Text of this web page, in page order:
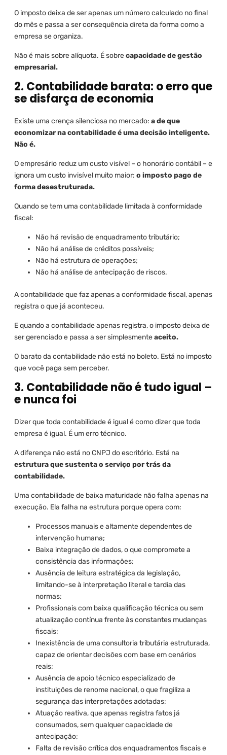
O imposto deixa de ser apenas um número calculado no final
do mês e passa a ser consequência direta da forma como a
empresa se organiza.
Não é mais sobre alíquota. É sobrecapacidade de gestão
empresarial.
2. Contabilidade barata: o erro que
se disfarça de economia
Existe uma crença silenciosa no mercado: a de que
economizar na contabilidade é uma decisão inteligente.
Não é.
O empresário reduz um custo visível – o honorário contábil – e
ignora um custo invisível muito maior: o imposto pago de
forma desestruturada.
Quando se tem uma contabilidade limitada à conformidade
fiscal:
Não há revisão de enquadramento tributário;
Não há análise de créditos possíveis;
Não há estrutura de operações;
Não há análise de antecipação de riscos.
A contabilidade que faz apenas a conformidade fiscal, apenas
registra o que já aconteceu.
E quando a contabilidade apenas registra, o imposto deixa de
ser gerenciado e passa a ser simplesmenteaceito.
O barato da contabilidade não está no boleto. Está no imposto
que você paga sem perceber.
3. Contabilidade não é tudo igual –
e nunca foi
Dizer que toda contabilidade é igual é como dizer que toda
empresa é igual. É um erro técnico.
A diferença não está no CNPJ do escritório. Está na
estrutura que sustenta o serviço por trás da
contabilidade.
Uma contabilidade de baixa maturidade não falha apenas na
execução. Ela falha na estrutura porque opera com:
Processos manuais e altamente dependentes de
intervenção humana;
Baixa integração de dados, o que compromete a
consistência das informações;
Ausência de leitura estratégica da legislação,
limitando-se à interpretação literal e tardia das
normas;
Profissionais com baixa qualificação técnica ou sem
atualização contínua frente às constantes mudanças
fiscais;
Inexistência de uma consultoria tributária estruturada,
capaz de orientar decisões com base em cenários
reais;
Ausência de apoio técnico especializado de
instituições de renome nacional, o que fragiliza a
segurança das interpretações adotadas;
Atuação reativa, que apenas registra fatos já
consumados, sem qualquer capacidade de
antecipação;
Falta de revisão crítica dos enquadramentos fiscais e